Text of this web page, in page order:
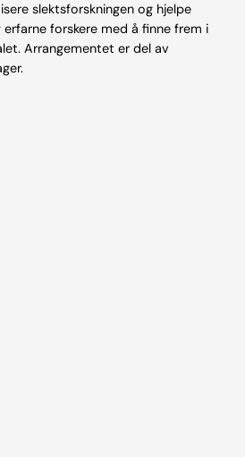
slektsforskningen og hjelpe
forskere med å finne frem i
Arrangementet er del av